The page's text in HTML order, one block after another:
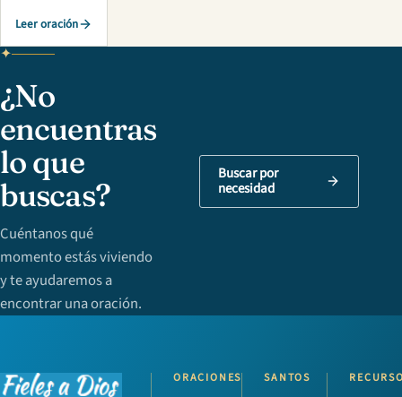
Leer oración
¿No
encuentras
lo que
buscas?
Cuéntanos qué
momento estás viviendo
y te ayudaremos a
encontrar una oración.
Buscar por
necesidad
ORACIONES SANTOS